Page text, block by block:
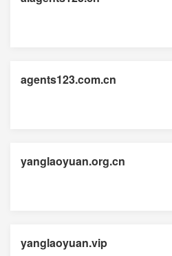
agents123.com.cn
yanglaoyuan.org.cn
yanglaoyuan.vip